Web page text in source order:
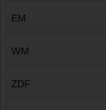
EM
WM
ZDF